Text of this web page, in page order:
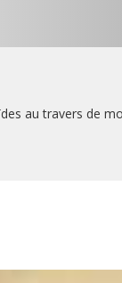
au travers de